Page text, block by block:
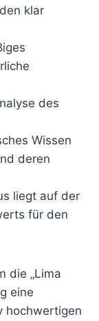
klar
des
Wissen
deren
liegt auf der
für den
die „Lima
eine
hochwertigen